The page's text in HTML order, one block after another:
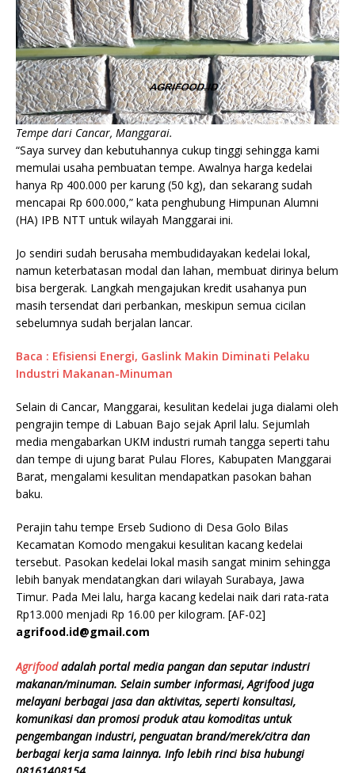
Tempe dari Cancar, Manggarai.
“Saya survey dan kebutuhannya cukup tinggi sehingga kami
memulai usaha pembuatan tempe. Awalnya harga kedelai
hanya Rp 400.000 per karung (50 kg), dan sekarang sudah
mencapai Rp 600.000,” kata penghubung Himpunan Alumni
(HA) IPB NTT untuk wilayah Manggarai ini.
Jo sendiri sudah berusaha membudidayakan kedelai lokal,
namun keterbatasan modal dan lahan, membuat dirinya belum
bisa bergerak. Langkah mengajukan kredit usahanya pun
masih tersendat dari perbankan, meskipun semua cicilan
sebelumnya sudah berjalan lancar.
Baca : Efisiensi Energi, Gaslink Makin Diminati Pelaku
Industri Makanan-Minuman
Selain di Cancar, Manggarai, kesulitan kedelai juga dialami oleh
pengrajin tempe di Labuan Bajo sejak April lalu. Sejumlah
media mengabarkan UKM industri rumah tangga seperti tahu
dan tempe di ujung barat Pulau Flores, Kabupaten Manggarai
Barat, mengalami kesulitan mendapatkan pasokan bahan
baku.
Perajin tahu tempe Erseb Sudiono di Desa Golo Bilas
Kecamatan Komodo mengakui kesulitan kacang kedelai
tersebut. Pasokan kedelai lokal masih sangat minim sehingga
lebih banyak mendatangkan dari wilayah Surabaya, Jawa
Timur. Pada Mei lalu, harga kacang kedelai naik dari rata-rata
Rp13.000 menjadi Rp 16.00 per kilogram. [AF-02]
agrifood.id@gmail.com
Agrifoodadalah portal media pangan dan seputar industri
makanan/minuman. Selain sumber informasi, Agrifood juga
melayani berbagai jasa dan aktivitas, seperti konsultasi,
komunikasi dan promosi produk atau komoditas untuk
pengembangan industri, penguatan brand/merek/citra dan
berbagai kerja sama lainnya. Info lebih rinci bisa hubungi